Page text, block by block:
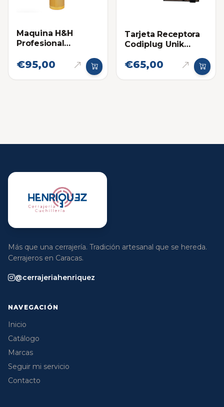
Maquina H&H
Profesional
€95,00
Tarjeta Receptora
Codiplug Unik
€65,00
Más que una cerrajería. Tradición artesanal que se hereda.
Cerrajeros en Caracas.
@cerrajeriahenriquez
NAVEGACIÓN
Inicio
Catálogo
Marcas
Seguir mi servicio
Contacto